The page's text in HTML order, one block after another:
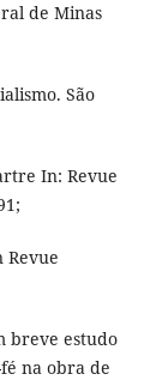
de Minas
São
In: Revue
Revue
breve estudo
na obra de